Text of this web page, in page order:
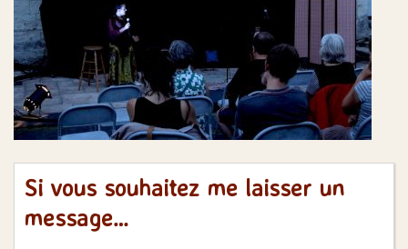
Si vous souhaitez me laisser un
message…